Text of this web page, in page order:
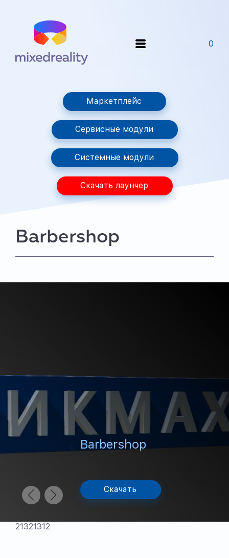
0
Маркетплейс
Сервисные модули
Системные модули
Скачать лаунчер
Barbershop
Barbershop
Скачать
21321312